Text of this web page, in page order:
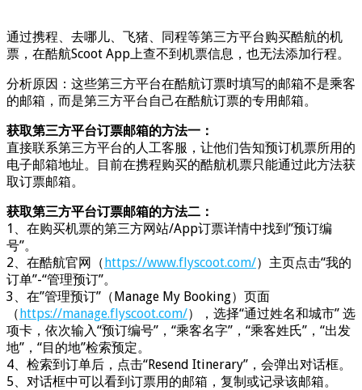
通过携程、去哪儿、飞猪、同程等第三方平台购买酷航的机
票，在酷航Scoot App上查不到机票信息，也无法添加行程。
分析原因：这些第三方平台在酷航订票时填写的邮箱不是乘客
的邮箱，而是第三方平台自己在酷航订票的专用邮箱。
获取第三方平台订票邮箱的方法一：
直接联系第三方平台的人工客服，让他们告知预订机票所用的
电子邮箱地址。目前在携程购买的酷航机票只能通过此方法获
取订票邮箱。
获取第三方平台订票邮箱的方法二：
1、在购买机票的第三方网站/App订票详情中找到”预订编
号”。
2、在酷航官网（https://www.flyscoot.com/）主页点击“我的
订单”-“管理预订”。
3、在”管理预订”（Manage My Booking）页面
（https://manage.flyscoot.com/），选择“通过姓名和城市” 选
项卡，依次输入“预订编号”，“乘客名字”，“乘客姓氏”，“出发
地”，“目的地”检索预定。
4、检索到订单后，点击“Resend Itinerary”，会弹出对话框。
5、对话框中可以看到订票用的邮箱，复制或记录该邮箱。